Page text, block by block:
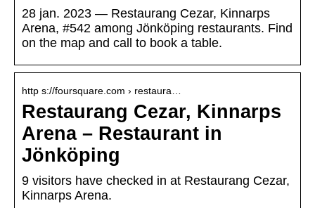
28 jan. 2023 — Restaurang Cezar, Kinnarps
Arena, #542 among Jönköping restaurants. Find
on the map and call to book a table.
http s://foursquare.com › restaura…
Restaurang Cezar, Kinnarps
Arena – Restaurant in
Jönköping
9 visitors have checked in at Restaurang Cezar,
Kinnarps Arena.